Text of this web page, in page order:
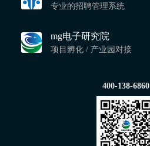
专业的招聘管理系统
mg电子研究院
项目孵化 / 产业园对接
400-138-6860